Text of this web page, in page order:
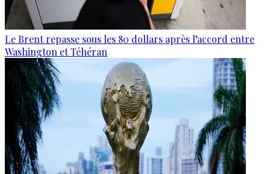
Le Brent repasse sous les 80 dollars après l’accord entre
Washington et Téhéran